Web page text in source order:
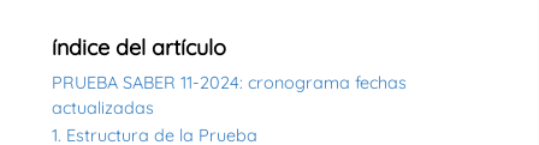
índice del artículo
PRUEBA SABER 11-2024: cronograma fechas
actualizadas
1. Estructura de la Prueba